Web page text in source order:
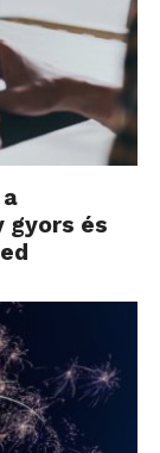
gyors és